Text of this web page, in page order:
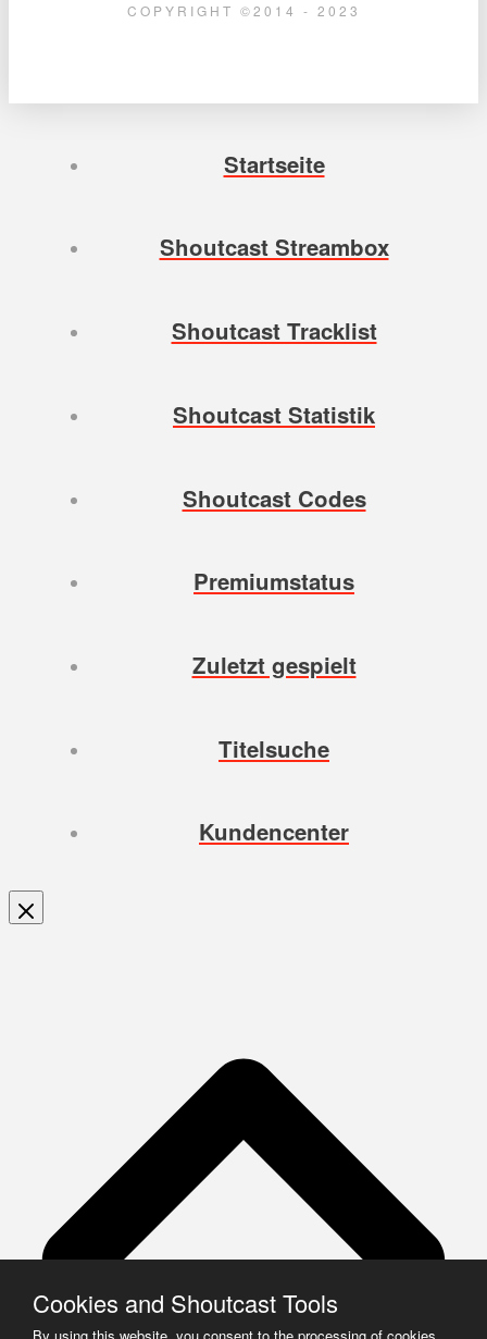
COPYRIGHT ©2014 - 2023
Startseite
Shoutcast Streambox
Shoutcast Tracklist
Shoutcast Statistik
Shoutcast Codes
Premiumstatus
Zuletzt gespielt
Titelsuche
Kundencenter
Cookies and Shoutcast Tools